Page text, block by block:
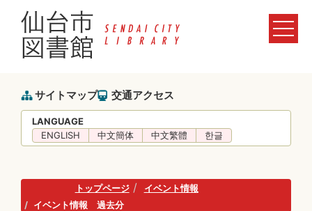
サイトマップ 交通アクセス
LANGUAGE
ENGLISH
中文簡体 中文繁體 한글
トップページ
イベント情報
イベント情報 過去分